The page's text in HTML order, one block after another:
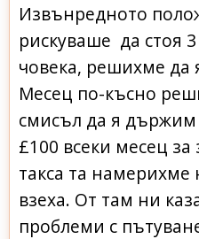
Извънредното
рискуваше да стоя
човека, решихме да
Месец по-късно
смисъл да я
£100 всеки месец за
такса та намерихме
взеха. От там ни
проблеми с